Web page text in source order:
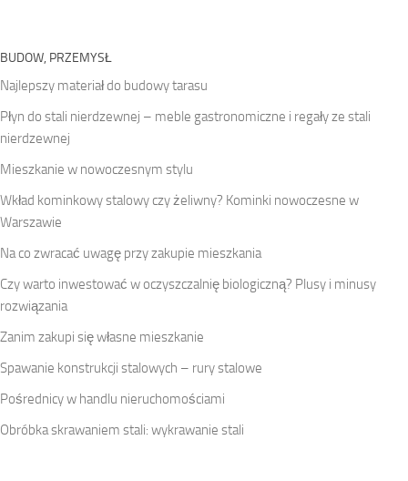
BUDOW, PRZEMYSŁ
Najlepszy materiał do budowy tarasu
Płyn do stali nierdzewnej – meble gastronomiczne i regały ze stali
nierdzewnej
Mieszkanie w nowoczesnym stylu
Wkład kominkowy stalowy czy żeliwny? Kominki nowoczesne w
Warszawie
Na co zwracać uwagę przy zakupie mieszkania
Czy warto inwestować w oczyszczalnię biologiczną? Plusy i minusy
rozwiązania
Zanim zakupi się własne mieszkanie
Spawanie konstrukcji stalowych – rury stalowe
Pośrednicy w handlu nieruchomościami
Obróbka skrawaniem stali: wykrawanie stali